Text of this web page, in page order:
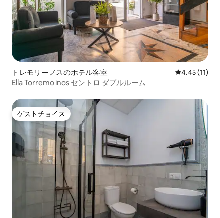
トレモリーノスのホテル客室 レビュー11
4.45 (11)
Ella Torremolinos セントロ ダブルルーム
ゲストチョイス
ゲストチョイス